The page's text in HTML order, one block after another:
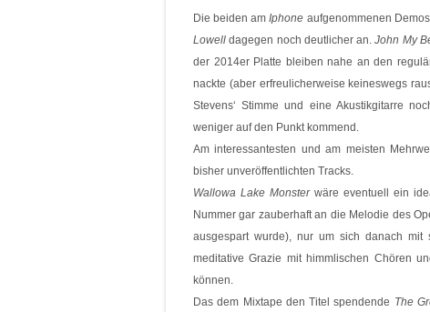
Die beiden amIphone aufgenommenen
Lowell dagegen noch deutlicher an.John My
der 2014er Platte bleiben nahe an den
nackte (aber erfreulicherweise keineswegs
Stevens‘ Stimme und eine Akustikgitarre
weniger auf den Punkt kommend.
Am interessantesten und am meisten
bisher unveröffentlichten Tracks.
Wallowa Lake Monsterwäre eventuell ein
Nummer gar zauberhaft an die Melodie des
ausgespart wurde), nur um sich danach
meditative Grazie mit himmlischen Chören
können.
Das dem Mixtape den Titel spendende The